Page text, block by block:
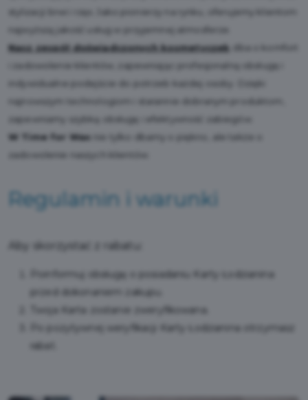
najwyższą jakość usług w przyjemnej atmosferze.
Nasz zespół doświadczonych kosmetyczek
i zadowolenie klientów, zapewniając profesjonalną obsługę i
najnowszym technologiom i starannie dobranym produktom,
zapewniamy szybką obsługę i efektywność zabiegów.
W Time for Wax
Regulamin i warunki
Aby skorzystać z rabatu:
Poinformuj obsługę o posiadaniu Karty Łodzianina
przed dokonaniem zakupu.
Twoja Karta zostanie zweryfikowana.
Po pozytywnej weryfikacji Karty Łodzianina otrzymasz
rabat.